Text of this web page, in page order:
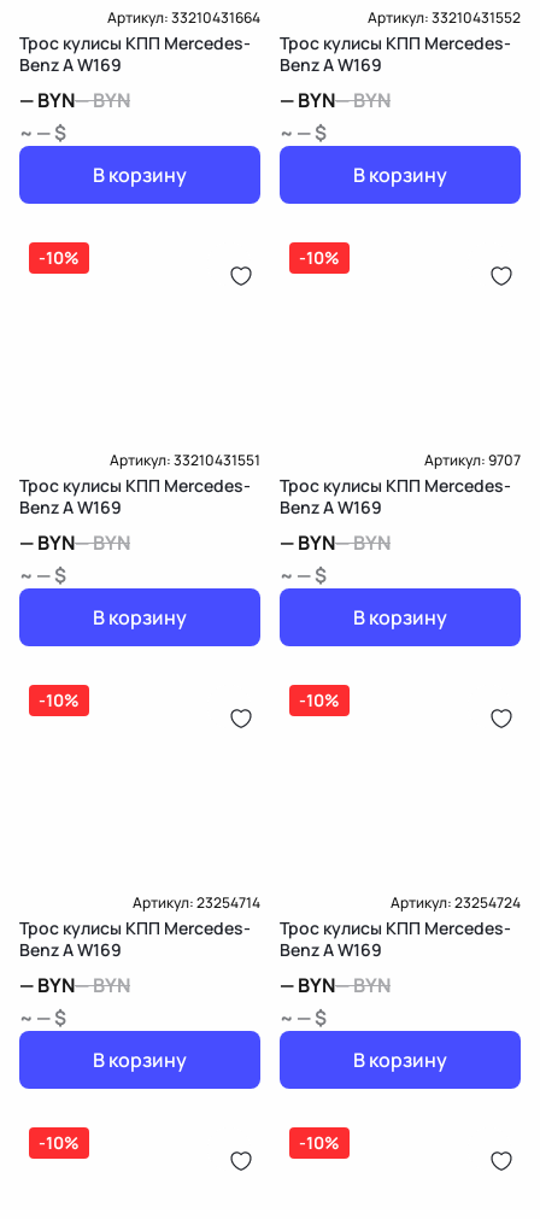
Артикул:33210431664
Трос кулисы КПП Mercedes-
Benz A W169
—BYN—BYN
~ — $
В корзину
Артикул:33210431552
Трос кулисы КПП Mercedes-
Benz A W169
—BYN—BYN
~ — $
В корзину
-10%
Артикул:33210431551
Трос кулисы КПП Mercedes-
Benz A W169
—BYN—BYN
~ — $
В корзину
-10%
Артикул:9707
Трос кулисы КПП Mercedes-
Benz A W169
—BYN—BYN
~ — $
В корзину
-10%
Артикул:23254714
Трос кулисы КПП Mercedes-
Benz A W169
—BYN—BYN
~ — $
В корзину
-10%
Артикул:23254724
Трос кулисы КПП Mercedes-
Benz A W169
—BYN—BYN
~ — $
В корзину
-10% -10%